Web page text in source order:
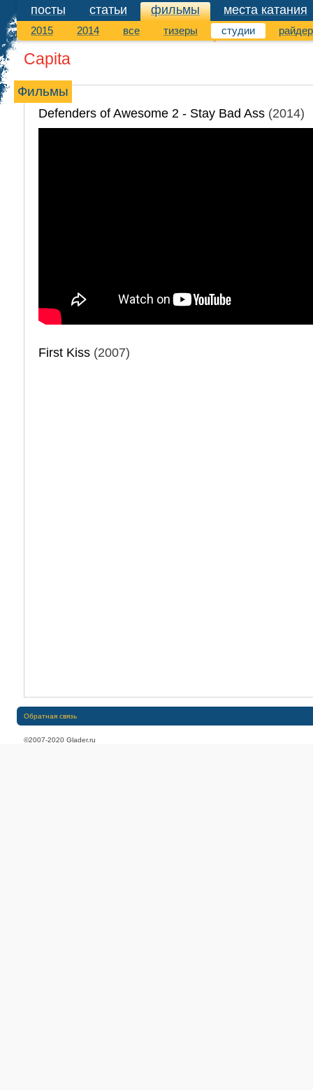
посты статьи фильмы
фильмы места катания
2015 2014 все тизеры студии
Capita
Фильмы
Defenders of Awesome 2 - Stay Bad Ass (2014)
First Kiss (2007)
Обратная связь
©2007-2020 Glader.ru